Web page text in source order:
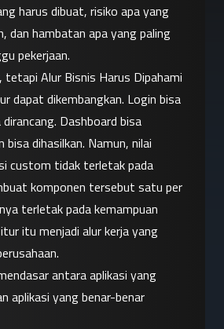
harus dibuat, risiko apa yang
dan hambatan apa yang paling
pekerjaan.
Alur Bisnis Harus Dipahami
dapat dikembangkan. Login bisa
Dashboard bisa
bisa dihasilkan. Namun, nilai
custom tidak terletak pada
komponen tersebut satu per
terletak pada kemampuan
itu menjadi alur kerja yang
antara aplikasi yang
aplikasi yang benar-benar